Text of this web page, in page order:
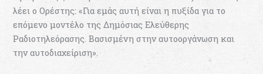
λέει ο Ορέστης: «Για εμάς αυτή είναι η πυξίδα για το
επόμενο μοντέλο της Δημόσιας Ελεύθερης
Ραδιοτηλεόρασης. Βασισμένη στην αυτοοργάνωση και
την αυτοδιαχείριση».